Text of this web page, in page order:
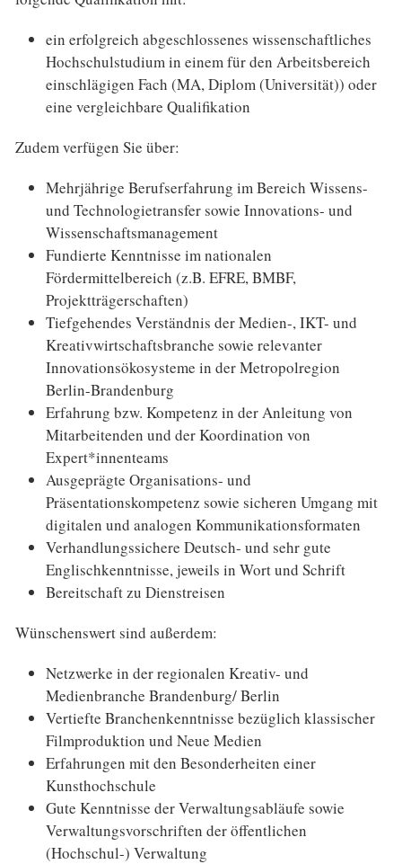
ein erfolgreich abgeschlossenes wissenschaftliches
Hochschulstudium in einem für den Arbeitsbereich
einschlägigen Fach (MA, Diplom (Universität)) oder
eine vergleichbare Qualifikation
Zudem verfügen Sie über:
Mehrjährige Berufserfahrung im Bereich Wissens-
und Technologietransfer sowie Innovations- und
Wissenschaftsmanagement
Fundierte Kenntnisse im nationalen
Fördermittelbereich (z.B. EFRE, BMBF,
Projektträgerschaften)
Tiefgehendes Verständnis der Medien-, IKT- und
Kreativwirtschaftsbranche sowie relevanter
Innovationsökosysteme in der Metropolregion
Berlin-Brandenburg
Erfahrung bzw. Kompetenz in der Anleitung von
Mitarbeitenden und der Koordination von
Expert*innenteams
Ausgeprägte Organisations- und
Präsentationskompetenz sowie sicheren Umgang mit
digitalen und analogen Kommunikationsformaten
Verhandlungssichere Deutsch- und sehr gute
Englischkenntnisse, jeweils in Wort und Schrift
Bereitschaft zu Dienstreisen
Wünschenswert sind außerdem:
Netzwerke in der regionalen Kreativ- und
Medienbranche Brandenburg/ Berlin
Vertiefte Branchenkenntnisse bezüglich klassischer
Filmproduktion und Neue Medien
Erfahrungen mit den Besonderheiten einer
Kunsthochschule
Gute Kenntnisse der Verwaltungsabläufe sowie
Verwaltungsvorschriften der öffentlichen
(Hochschul-) Verwaltung